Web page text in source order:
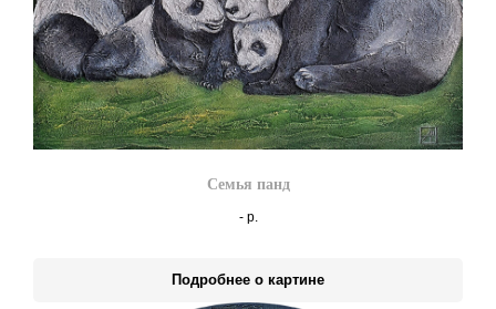
Семья панд
- р.
Подробнее о картине